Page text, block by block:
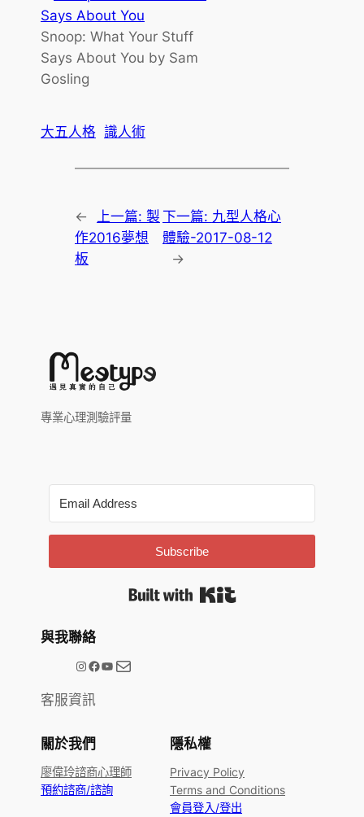
Snoop: What Your Stuff
Says About You by Sam
Gosling
大五人格 識人術
← 上一篇: 製
作2016夢想
板
下一篇: 九型人格心
體驗-2017-08-12
→
專業心理測驗評量
Subscribe
與我聯絡
@meetype.tw Facebook YouTube 電子郵件
客服資訊
關於我們
廖偉玲諮商心理師
預約諮商/諮詢
隱私權
Privacy Policy
Terms and Conditions
會員登入/登出